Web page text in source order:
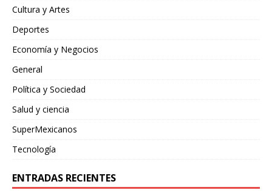
Cultura y Artes
Deportes
Economía y Negocios
General
Política y Sociedad
Salud y ciencia
SuperMexicanos
Tecnología
ENTRADAS RECIENTES